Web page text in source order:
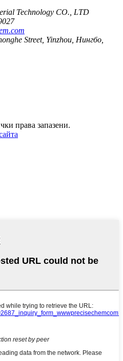
Technology CO., LTD
Street, Yinzhou, Нингбо,
права запазени.